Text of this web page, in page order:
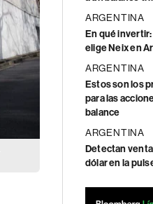
ARGENTINA
En qué
elige Neix en
ARGENTINA
Estos son los
para las
balance
ARGENTINA
Detectan
dólar en la